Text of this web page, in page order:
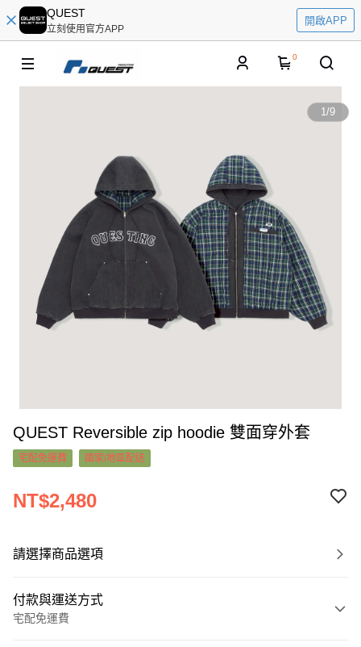
QUEST
立刻使用官方APP
開啟APP
0
1/9
QUEST Reversible zip hoodie 雙面穿外套
宅配免運費 國家/地區配送
NT$2,480
請選擇商品選項
付款與運送方式
宅配免運費